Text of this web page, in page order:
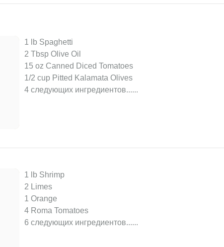
1 lb Spaghetti
2 Tbsp Olive Oil
15 oz Canned Diced Tomatoes
1/2 cup Pitted Kalamata Olives
4 следующих ингредиентов......
1 lb Shrimp
2 Limes
1 Orange
4 Roma Tomatoes
6 следующих ингредиентов...